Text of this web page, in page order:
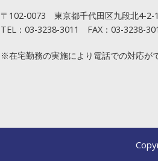
〒102-0073 東京都千代田区九段北4-
TEL：03-3238-3011 FAX：03-3238-
※在宅勤務の実施により電話での対応が